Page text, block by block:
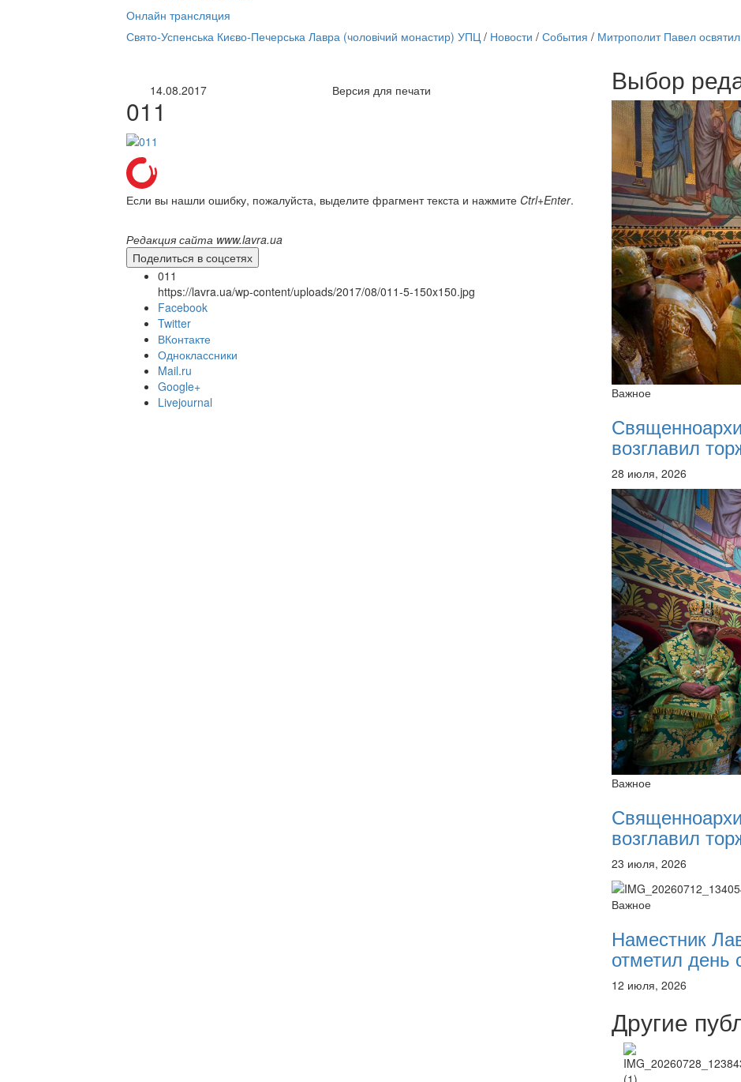
Онлайн трансляция
12 сентября
Онлайн трансляции
12 сентября 2015Название
12 сентября 2015Название
12 сентября 2015Название
12 сентября 2015Название
12 сентября 2015 Название
12 сентября 2015Название
12 сентября 2015Название
12 сентября 2015Название
Перейти к архиву
Свято-Успенська Києво-Печерська Лавра (чоловічий монастир) УПЦ/ Новости / События / Митрополит Павел
14.08.2017 Версия для печати
011
Если вы нашли ошибку, пожалуйста, выделите фрагмент текста и нажмите Ctrl+Enter.
Редакция сайта www.lavra.ua
Поделиться в соцсетях
011
https://lavra.ua/wp-content/uploads/2017/08/011-5-150x150.jpg
Facebook
Twitter
ВКонтакте
Одноклассники
Mail.ru
Google+
Livejournal
Выбор
Важное
возглавил
28 июля, 2026
Важное
возглавил
23 июля, 2026
Важное
Наместник
отметил день
12 июля, 2026
Другие